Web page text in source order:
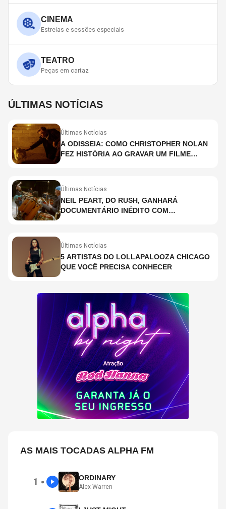
CINEMA
Estreias e sessões especiais
TEATRO
Peças em cartaz
ÚLTIMAS NOTÍCIAS
Últimas Notícias
A ODISSEIA: COMO CHRISTOPHER NOLAN
FEZ HISTÓRIA AO GRAVAR UM FILME
Últimas Notícias
NEIL PEART, DO RUSH, GANHARÁ
DOCUMENTÁRIO INÉDITO COM
Últimas Notícias
5 ARTISTAS DO LOLLAPALOOZA CHICAGO
QUE VOCÊ PRECISA CONHECER
AS MAIS TOCADAS ALPHA FM
1 ● ORDINARY
Alex Warren